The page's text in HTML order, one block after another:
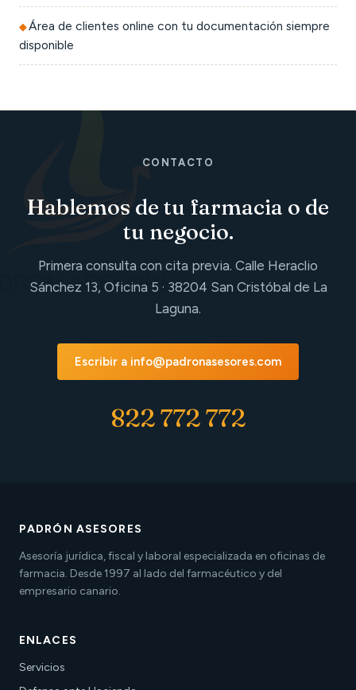
Área de clientes online con tu documentación siempre
disponible
CONTACTO
Hablemos de tu farmacia o de
tu negocio.
Primera consulta con cita previa. Calle Heraclio
Sánchez 13, Oficina 5 · 38204 San Cristóbal de La
Laguna.
Escribir a info@padronasesores.com
822 772 772
PADRÓN ASESORES
Asesoría jurídica, fiscal y laboral especializada en oficinas de
farmacia. Desde 1997 al lado del farmacéutico y del
empresario canario.
ENLACES
Servicios